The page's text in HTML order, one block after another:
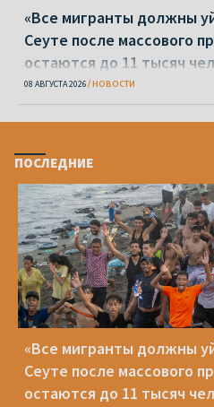
«Все мигранты должны
Сеуте после массового
остаются до 11 тысяч
08 АВГУСТА 2026 НОВОСТИ
ПОСЛЕДНИЕ
«Все мигранты должны
Сеуте после массового
остаются до 11 тысяч